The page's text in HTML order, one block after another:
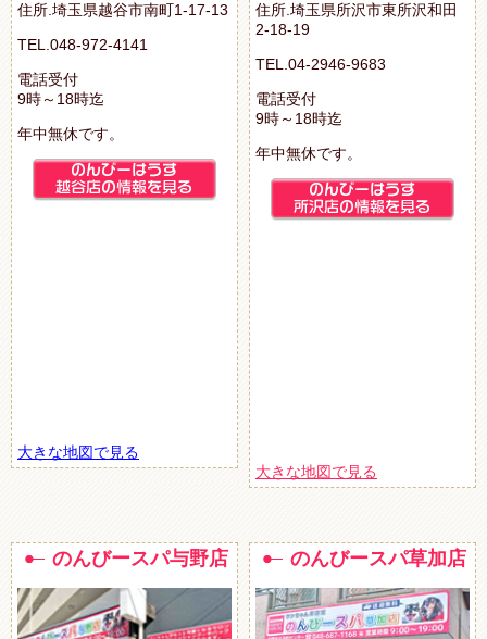
住所.埼玉県越谷市南町1-17-13
TEL.048-972-4141
電話受付
9時～18時迄
年中無休です。
大きな地図で見る
住所.埼玉県所沢市東所沢和田
2-18-19
TEL.04-2946-9683
電話受付
9時～18時迄
年中無休です。
大きな地図で見る
のんびースパ与野店 のんびースパ草加店